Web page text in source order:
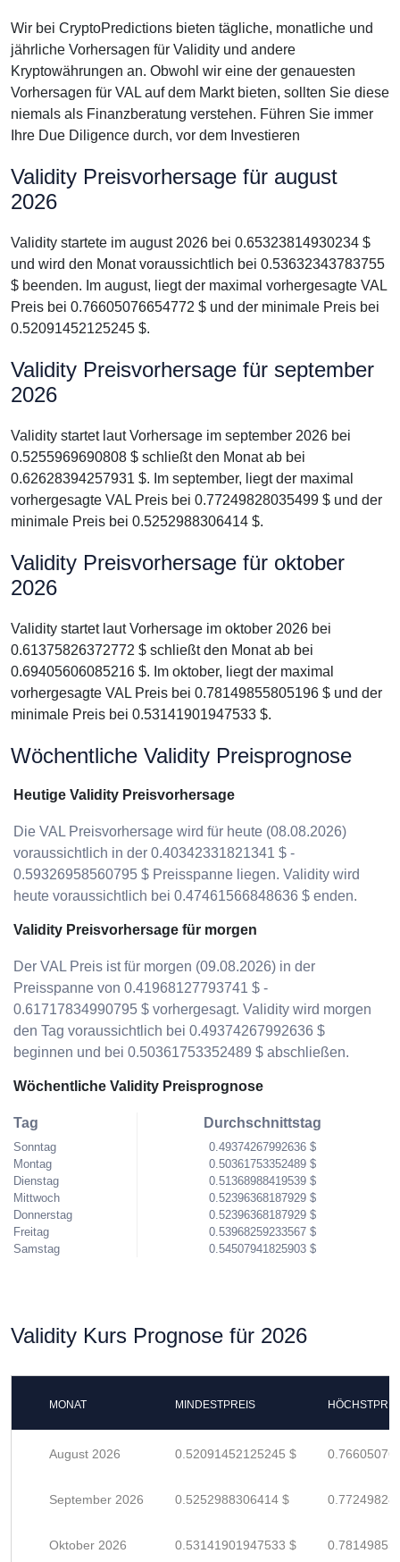
Wir bei CryptoPredictions bieten tägliche, monatliche und
jährliche Vorhersagen für Validity und andere
Kryptowährungen an. Obwohl wir eine der genauesten
Vorhersagen für VAL auf dem Markt bieten, sollten Sie diese
niemals als Finanzberatung verstehen. Führen Sie immer
Ihre Due Diligence durch, vor dem Investieren
Validity Preisvorhersage für august
2026
Validity startete im august 2026 bei 0.65323814930234 $
und wird den Monat voraussichtlich bei 0.53632343783755
$ beenden. Im august, liegt der maximal vorhergesagte VAL
Preis bei 0.76605076654772 $ und der minimale Preis bei
0.52091452125245 $.
Validity Preisvorhersage für september
2026
Validity startet laut Vorhersage im september 2026 bei
0.5255969690808 $ schließt den Monat ab bei
0.62628394257931 $. Im september, liegt der maximal
vorhergesagte VAL Preis bei 0.77249828035499 $ und der
minimale Preis bei 0.5252988306414 $.
Validity Preisvorhersage für oktober
2026
Validity startet laut Vorhersage im oktober 2026 bei
0.61375826372772 $ schließt den Monat ab bei
0.69405606085216 $. Im oktober, liegt der maximal
vorhergesagte VAL Preis bei 0.78149855805196 $ und der
minimale Preis bei 0.53141901947533 $.
Wöchentliche Validity Preisprognose
Heutige Validity Preisvorhersage
Die VAL Preisvorhersage wird für heute (08.08.2026)
voraussichtlich in der 0.40342331821341 $ -
0.59326958560795 $ Preisspanne liegen. Validity wird
heute voraussichtlich bei 0.47461566848636 $ enden.
Validity Preisvorhersage für morgen
Der VAL Preis ist für morgen (09.08.2026) in der
Preisspanne von 0.41968127793741 $ -
0.61717834990795 $ vorhergesagt. Validity wird morgen
den Tag voraussichtlich bei 0.49374267992636 $
beginnen und bei 0.50361753352489 $ abschließen.
Wöchentliche Validity Preisprognose
Tag
Sonntag
Montag
Dienstag
Mittwoch
Donnerstag
Freitag
Samstag
Durchschnittstag
0.49374267992636 $
0.50361753352489 $
0.51368988419539 $
0.52396368187929 $
0.52396368187929 $
0.53968259233567 $
0.54507941825903 $
Validity Kurs Prognose für 2026
MONAT MINDESTPREIS
August 2026 0.52091452125245 $
September 2026 0.5252988306414 $
Oktober 2026 0.53141901947533 $